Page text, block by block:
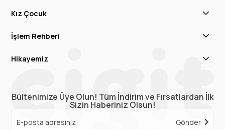
Kız Çocuk
İşlem Rehberi
Hikayemiz
Bültenimize Üye Olun! Tüm İndirim ve Fırsatlardan İlk
Sizin Haberiniz Olsun!
Gönder